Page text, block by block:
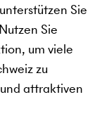
Sie
Sie
um viele
zu
attraktiven